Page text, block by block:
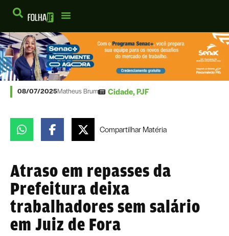
08/07/2025Matheus Brum Cidade,PJF
CompartilharMatéria
Atraso em repasses da
Prefeitura deixa
trabalhadores sem salário
em Juiz de Fora